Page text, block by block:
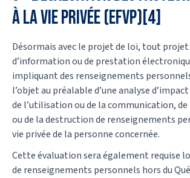
à la vie privée (EFVP)[4]
Désormais avec le projet de loi, tout projet
d’information ou de prestation
impliquant des renseignements
l’objet au préalable d’une analyse
de l’utilisation ou de la communication,
ou de la destruction de renseignements
vie privée de la personne concernée.
Cette évaluation sera également requise
de renseignements personnels hors du